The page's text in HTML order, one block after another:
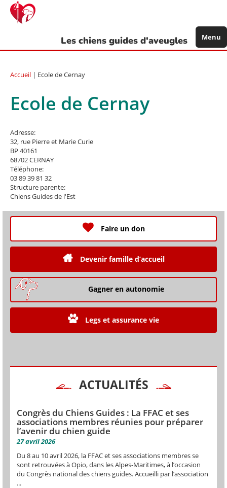
Aller
contenu
Les chiens guides d'aveugles Menu
Accueil | Ecole de Cernay
Ecole de Cernay
Adresse:
32, rue Pierre et Marie Curie
BP 40161
68702CERNAY
Téléphone:
03 89 39 81 32
Structure parente:
Chiens Guides de l'Est
Faire un don
Devenir famille d’accueil
Gagner en autonomie
Legs et assurance vie
ACTUALITÉS
Congrès du Chiens Guides : La FFAC et ses
associations membres réunies pour préparer
l’avenir du chien guide
27 avril 2026
Du 8 au 10 avril 2026, la FFAC et ses associations membres se
sont retrouvées à Opio, dans les Alpes-Maritimes, à l’occasion
du Congrès national des chiens guides. Accueilli par l’association
...